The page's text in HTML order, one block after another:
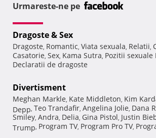
Urmareste-ne pe
Dragoste & Sex
Dragoste, Romantic, Viata sexuala, Relatii,
Casatorie, Sex, Kama Sutra, Pozitii sexuale
Declaratii de dragoste
Divertisment
Meghan Markle, Kate Middleton, Kim
Depp, Teo Trandafir, Angelina Jolie, Dana
Smiley, Andra, Delia, Gina Pistol, Justin
Trump, Program TV, Program Pro TV,